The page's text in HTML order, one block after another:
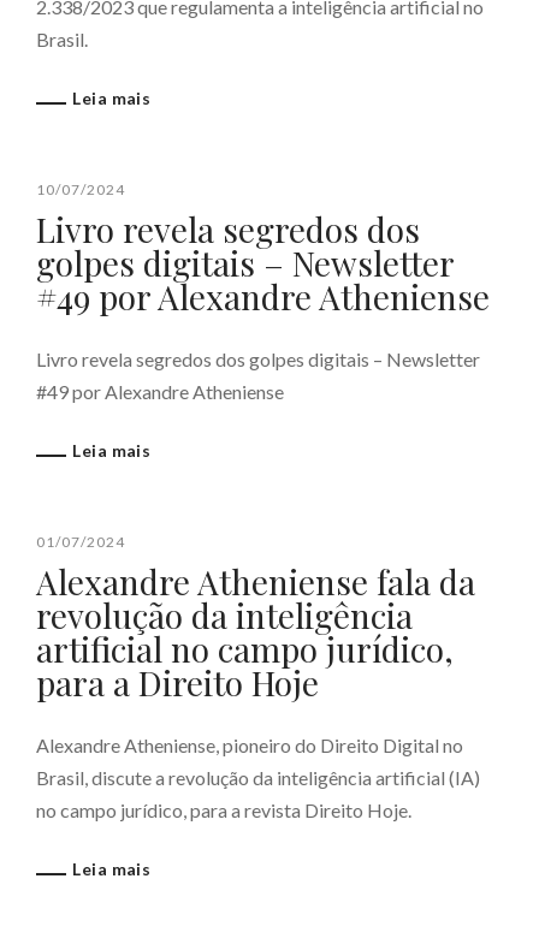
2.338/2023 que regulamenta a inteligência artificial no
Brasil.
Leia mais
10/07/2024
Livro revela segredos dos
golpes digitais – Newsletter
#49 por Alexandre Atheniense
Livro revela segredos dos golpes digitais – Newsletter
#49 por Alexandre Atheniense
Leia mais
01/07/2024
Alexandre Atheniense fala da
revolução da inteligência
artificial no campo jurídico,
para a Direito Hoje
Alexandre Atheniense, pioneiro do Direito Digital no
Brasil, discute a revolução da inteligência artificial (IA)
no campo jurídico, para a revista Direito Hoje.
Leia mais